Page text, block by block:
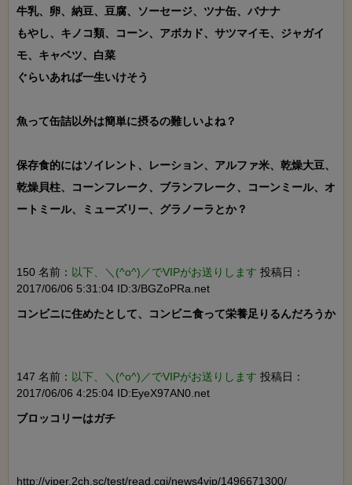
牛乳、卵、納豆、豆腐、ソーセージ、ツナ缶、バナナ
もやし、キノコ類、コーン、アボカド、サツマイモ、ジャガイ
モ、キャベツ、白菜
ぐらいあれば一生いけそう
魚って缶詰以外は簡単に摂るの難しいよね？
保存食的にはソイレント、レーション、アルファ米、乾燥大豆、
乾燥貝柱、コーンフレーク、ブランフレーク、コーンミール、オ
ートミール、ミューズリー、グラノーラとか？
150 名前： 以下、＼(^o^)／でVIPがお送りします 投稿日：
2017/06/06 5:31:04 ID:3/BGZoPRa.net
コンビニに住めたとして、コンビニ食って栄養足りるんだろうか
147 名前： 以下、＼(^o^)／でVIPがお送りします 投稿日：
2017/06/06 4:25:04 ID:EyeX97AN0.net
ブロッコリーはガチ
http://viper.2ch.sc/test/read.cgi/news4vip/1496671300/